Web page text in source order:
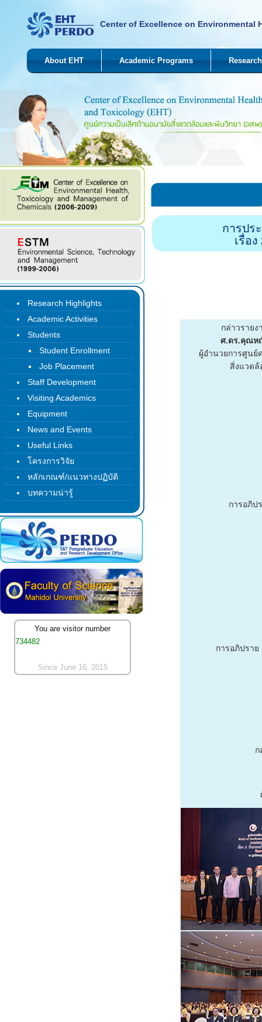
Center of Excellence on Environmental
About EHT Academic Programs Research
การปร
เรื่อ
กล่าวราย
ศ.ดร.คุณห
ผู้อำนวยการศูนย์
สิ่งแวด
การอภิป
การอภิปราย
ก
Research Highlights
Academic Activities
Students
Student Enrollment
Job Placement
Staff Development
Visiting Academics
Equipment
News and Events
Useful Links
โครงการวิจัย
หลักเกณฑ์/แนวทางปฏิบัติ
บทความน่ารู้
You are visitor number
734482
Since June 16, 2015